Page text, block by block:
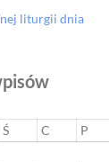
liturgii dnia
Ś C P